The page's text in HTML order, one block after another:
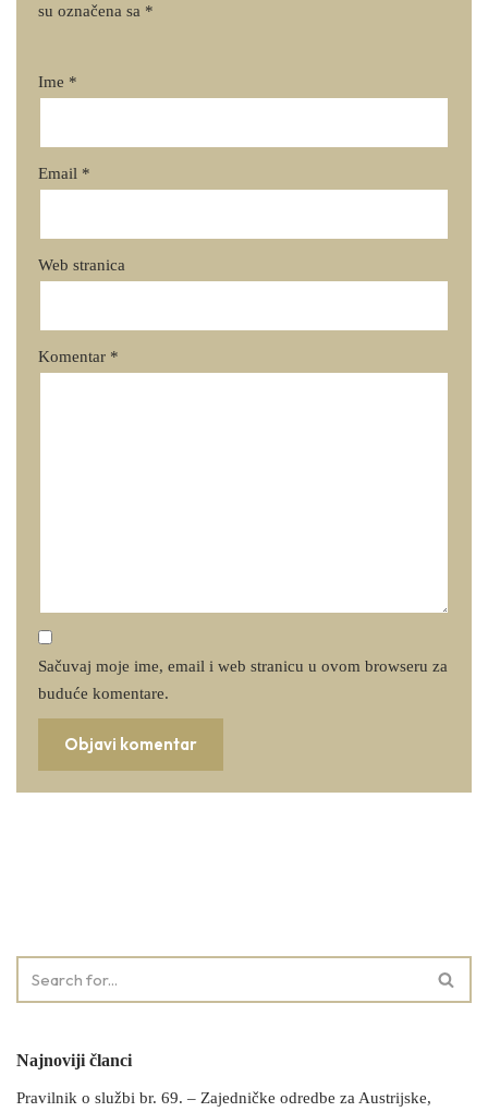
su označena sa *
Ime *
Email *
Web stranica
Komentar *
Sačuvaj moje ime, email i web stranicu u ovom browseru za
buduće komentare.
Najnoviji članci
Pravilnik o službi br. 69. – Zajedničke odredbe za Austrijske,